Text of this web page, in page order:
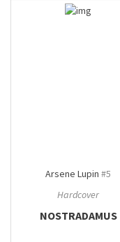
Arsene Lupin #5
Hardcover
NOSTRADAMUS